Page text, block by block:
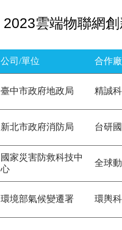
2023雲端物聯網
公司/單位 合作
臺中市政府地政局 精誠
新北市政府消防局 台研
國家災害防救科技中
心
全球
環境部氣候變遷署 環輿